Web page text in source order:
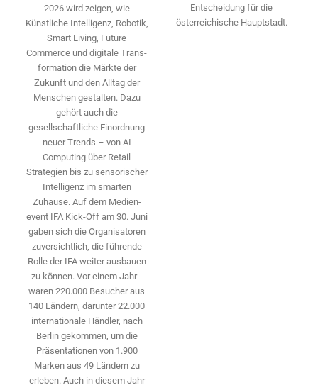
2026 wird ­zeigen, wie
Künstliche Intelligenz, Robotik,
Smart Living, Future
Commerce und digitale Trans­
formation die Märkte der
Zukunft und den Alltag der
Menschen gestalten. Dazu
gehört auch die
gesellschaftliche Einordnung
neuer Trends – von AI
Computing über Retail
Strategien bis zu sensorischer
Intelligenz im smarten
Zuhause. Auf dem Medien­
event IFA Kick-Off am 30. Juni
gaben sich die Organisatoren
zuversichtlich, die führende
Rolle der IFA weiter ausbauen
zu können. Vor einem Jahr ­
waren 220.000 Besucher aus
140 ­Ländern, ­darunter 22.000
internationale Händler, nach
Berlin gekommen, um die
Präsen­tationen von 1.900
Marken aus 49 Ländern zu
erleben. Auch in diesem Jahr
Entscheidung für die
österreichische Hauptstadt.